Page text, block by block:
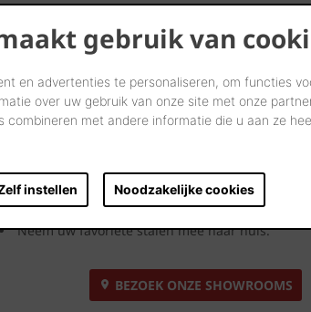
gebruik van
en advertenties te personaliseren, om functies
over uw gebruik van onze site met onze
combineren met andere informatie die u aan ze
instellen Noodzakelijke cookies
Kijk. Droom. Kies.
we samen letterlijk uw dromen tastbaar
gevel, dak, bestrating of binnenmuur.
Onze showroomadviseurs geven u uitgebreid
advies.
Neem uw favoriete stalen mee naar huis.
BEZOEK ONZE SHOWROOMS